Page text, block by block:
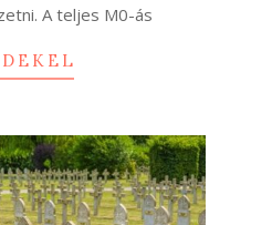
A teljes M0-ás